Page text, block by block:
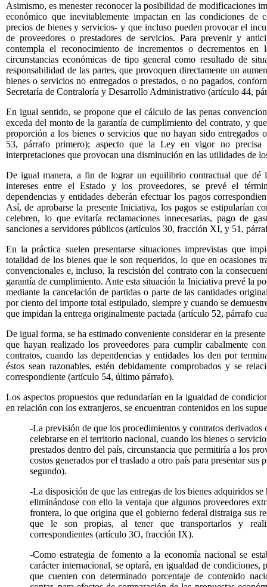
Asimismo, es menester reconocer la posibilidad de modificaciones
económico que inevitablemente impactan en las condiciones de
precios de bienes y servicios- y que incluso pueden provocar el
de proveedores o prestadores de servicios. Para prevenir y
contempla el reconocimiento de incrementos o decrementos en
circunstancias económicas de tipo general como resultado de
responsabilidad de las partes, que provoquen directamente un
bienes o servicios no entregados o prestados, o no pagados,
Secretaría de Contraloría y Desarrollo Administrativo (artículo 44,
En igual sentido, se propone que el cálculo de las penas
exceda del monto de la garantía de cumplimiento del contrato, y
proporción a los bienes o servicios que no hayan sido entregados
53, párrafo primero); aspecto que la Ley en vigor no
interpretaciones que provocan una disminución en las utilidades de
De igual manera, a fin de lograr un equilibrio contractual que dé
intereses entre el Estado y los proveedores, se prevé el
dependencias y entidades deberán efectuar los pagos
Así, de aprobarse la presente Iniciativa, los pagos se estipularían
celebren, lo que evitaría reclamaciones innecesarias, pago de
sanciones a servidores públicos (artículos 30, fracción XI, y 51,
En la práctica suelen presentarse situaciones imprevistas que
totalidad de los bienes que le son requeridos, lo que en ocasiones
convencionales e, incluso, la rescisión del contrato con la
garantía de cumplimiento. Ante esta situación la Iniciativa prevé la
mediante la cancelación de partidas o parte de las cantidades
por ciento del importe total estipulado, siempre y cuando se
que impidan la entrega originalmente pactada (artículo 52, párrafo
De igual forma, se ha estimado conveniente considerar en la
que hayan realizado los proveedores para cumplir cabalmente
contratos, cuando las dependencias y entidades los den por
éstos sean razonables, estén debidamente comprobados y se
correspondiente (artículo 54, último párrafo).
Los aspectos propuestos que redundarían en la igualdad de
en relación con los extranjeros, se encuentran contenidos en los
-La previsión de que los procedimientos y contratos derivados
celebrarse en el territorio nacional, cuando los bienes o
prestados dentro del país, circunstancia que permitiría a los
costos generados por el traslado a otro país para presentar sus
segundo).
-La disposición de que las entregas de los bienes adquiridos
eliminándose con ello la ventaja que algunos proveedores
frontera, lo que origina que el gobierno federal distraiga sus
que le son propias, al tener que transportarlos y
correspondientes (artículo 3O, fracción IX).
-Como estrategia de fomento a la economía nacional se
carácter internacional, se optará, en igualdad de condiciones,
que cuenten con determinado porcentaje de contenido